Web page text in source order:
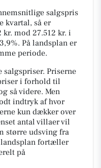
salgspris
kvartal, så er
mod 27.512 kr. i
På landsplan er
periode.
Priserne
i forhold til
så videre. Men
indtryk af hvor
kun dækker over
antal villaer vil
større udsving fra
fortæller
på